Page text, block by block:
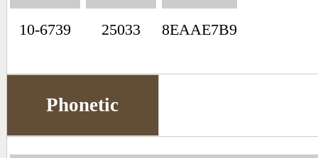
10-6739 25033 8EAAE7B9
Phonetic